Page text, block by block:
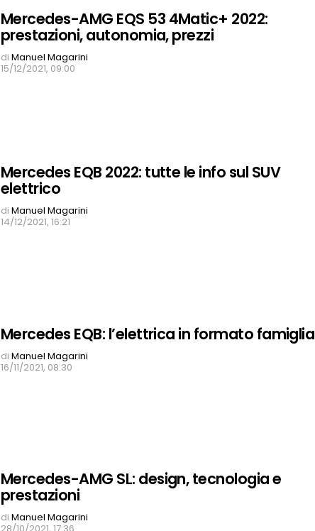
Mercedes-AMG EQS 53 4Matic+ 2022:
prestazioni, autonomia, prezzi
di Manuel Magarini
15/12/2021, 09:00
Mercedes EQB 2022: tutte le info sul SUV
elettrico
di Manuel Magarini
14/12/2021, 16:21
Mercedes EQB: l’elettrica in formato famiglia
di Manuel Magarini
16/11/2021, 08:30
Mercedes-AMG SL: design, tecnologia e
prestazioni
di Manuel Magarini